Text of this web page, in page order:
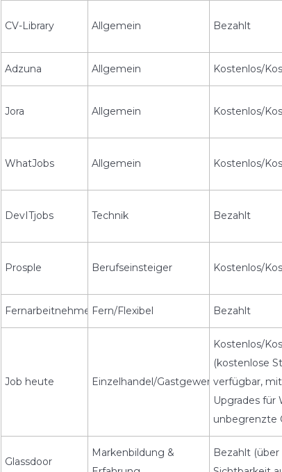
CV-Library Allgemein Bezahlt
Adzuna Allgemein Kostenlos/
Jora Allgemein Kostenlos/
WhatJobs Allgemein Kostenlos/
DevITjobs Technik Bezahlt
Prosple Berufseinsteiger Kostenlos/
FernarbeitnehmerFern/Flexibel Bezahlt
Job heute Einzelhandel/Gastgewerbe
Kostenlos/
(kostenlose
verfügbar,
Upgrades für
unbegrenzte
Glassdoor
Markenbildung &
Bezahlt